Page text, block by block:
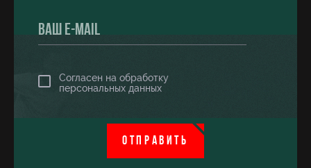
Согласен на обработку
персональных данных
ОТПРАВИТЬ